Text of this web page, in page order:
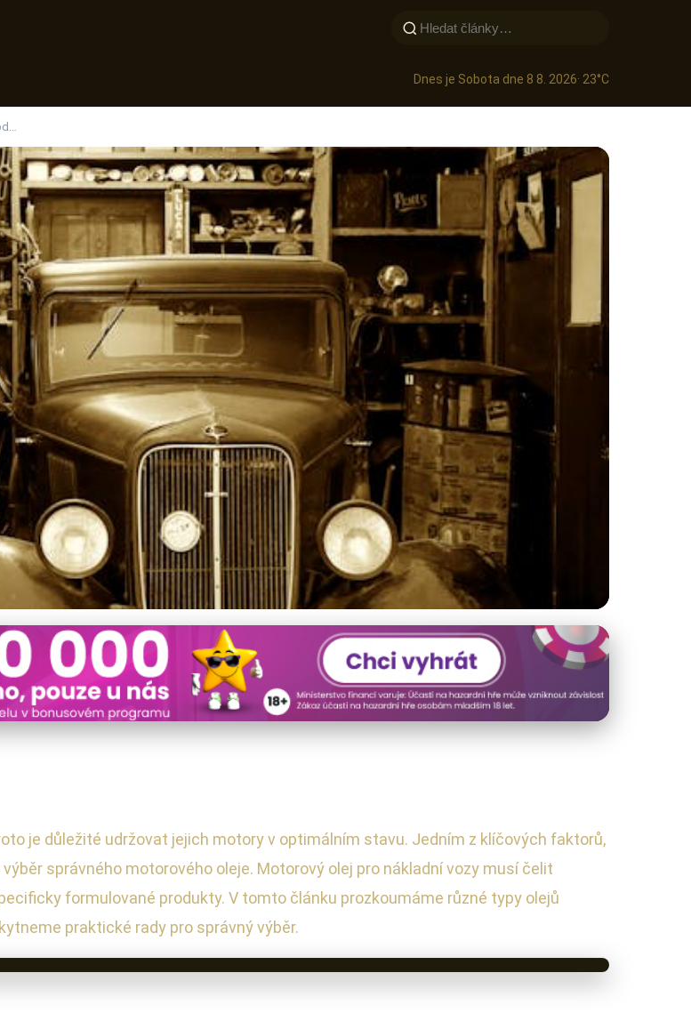
Dnes je Sobota dne 8 8. 2026· 23°C
Nákladní Vozy: Kompletní Průvodce
je důležité udržovat jejich motory v optimálním stavu. Jedním z klíčových faktorů,
správného motorového oleje. Motorový olej pro nákladní vozy musí čelit
formulované produkty. V tomto článku prozkoumáme různé typy olejů
praktické rady pro správný výběr.